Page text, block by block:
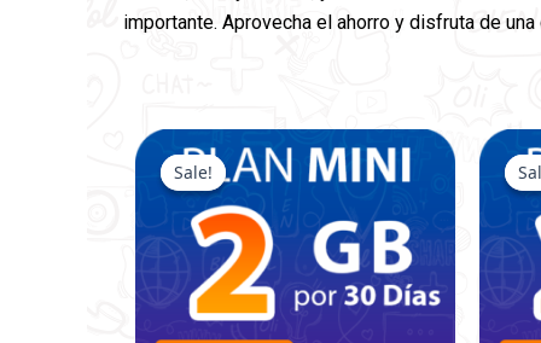
importante. Aprovecha el ahorro y disfruta de
Sale!
Sale!
precio
original
$200.00.
precio
actual
$150.00.